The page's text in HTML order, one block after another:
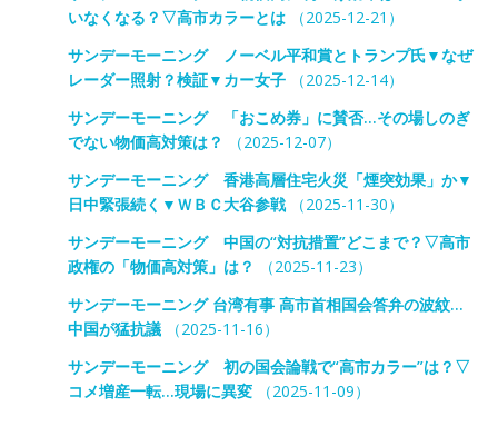
いなくなる？▽高市カラーとは（2025-12-21）
サンデーモーニング ノーベル平和賞とトランプ氏▼なぜ
レーダー照射？検証▼カー女子（2025-12-14）
サンデーモーニング 「おこめ券」に賛否…その場しのぎ
でない物価高対策は？
（2025-12-07）
サンデーモーニング 香港高層住宅火災「煙突効果」か▼
日中緊張続く▼ＷＢＣ大谷参戦（2025-11-30）
サンデーモーニング 中国の“対抗措置”どこまで？▽高市
政権の「物価高対策」は？
（2025-11-23）
サンデーモーニング 台湾有事 高市首相国会答弁の波紋…
中国が猛抗議（2025-11-16）
サンデーモーニング 初の国会論戦で“高市カラー”は？▽
コメ増産一転…現場に異変（2025-11-09）